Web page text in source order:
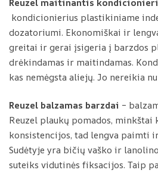
Reuzel maitinantis
kondicionierius plastikiniame
dozatoriumi. Ekonomiškai ir
greitai ir gerai įsigeria į barzdos
drėkindamas ir maitindamas.
kas nemėgsta aliejų. Jo nereikia
Reuzel balzamas barzdai –
Reuzel plaukų pomados, minkštai
konsistencijos, tad lengva paimti
Sudėtyje yra bičių vaško ir
suteiks vidutinės fiksacijos. Taip